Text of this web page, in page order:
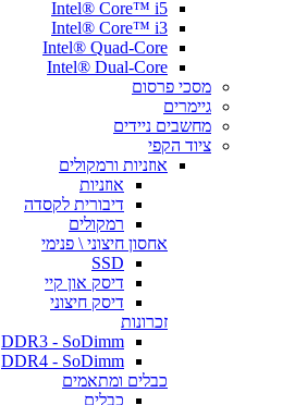
Intel® Core™ i5
Intel® Core™ i3
Intel® Quad-Core
Intel® Dual-Core
מסכי פרסום
גיימרים
מחשבים ניידים
ציוד הקפי
אוזניות ורמקולים
אוזניות
דיבורית לקסדה
רמקולים
אחסון חיצוני \ פנימי
SSD
דיסק און קיי
דיסק חיצוני
זכרונות
DDR3 - SoDimm
DDR4 - SoDimm
כבלים ומתאמים
כבלים